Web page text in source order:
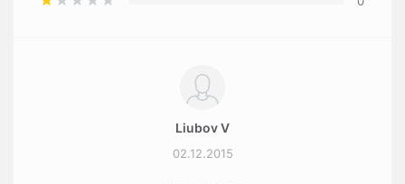
Liubov V
02.12.2015